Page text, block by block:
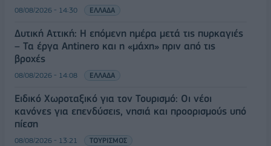
08/08/2026 - 14:30 ΕΛΛΑΔΑ
Δυτική Αττική: Η επόμενη ημέρα μετά τις πυρκαγιές
– Τα έργα Antinero και η «μάχη» πριν από τις
βροχές
08/08/2026 - 14:08 ΕΛΛΑΔΑ
Ειδικό Χωροταξικό για τον Τουρισμό: Οι νέοι
κανόνες για επενδύσεις, νησιά και προορισμούς υπό
πίεση
08/08/2026 - 13:21 ΤΟΥΡΙΣΜΟΣ